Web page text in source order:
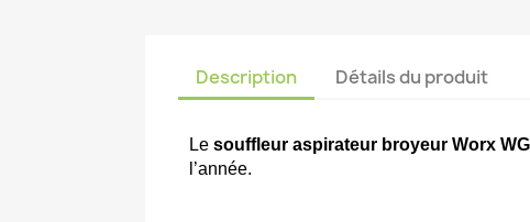
Description Détails du produit
Le souffleur aspirateur broyeur Worx
l’année.